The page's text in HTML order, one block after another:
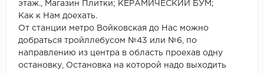
этаж., Магазин Плитки; КЕРАМИЧЕСКИЙ БУМ;
Как к Нам доехать.
От станции метро Войковская до Нас можно
добраться тройллебусом №43 или №6, по
направлению из центра в область проехав одну
остановку, Остановка на которой надо выходить